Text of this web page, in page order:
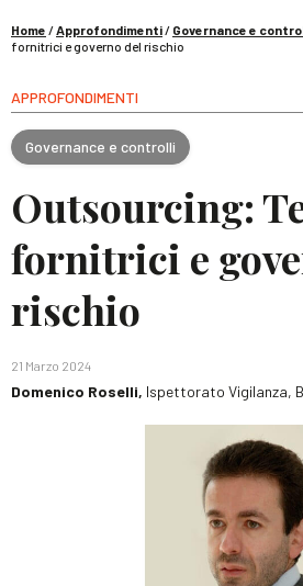
Home /Approfondimenti/ Governance e
fornitrici e governo del rischio
APPROFONDIMENTI
Governance e controlli
Outsourcing:
fornitrici e
rischio
21 Marzo 2024
Domenico Roselli, Ispettorato Vigilanza,